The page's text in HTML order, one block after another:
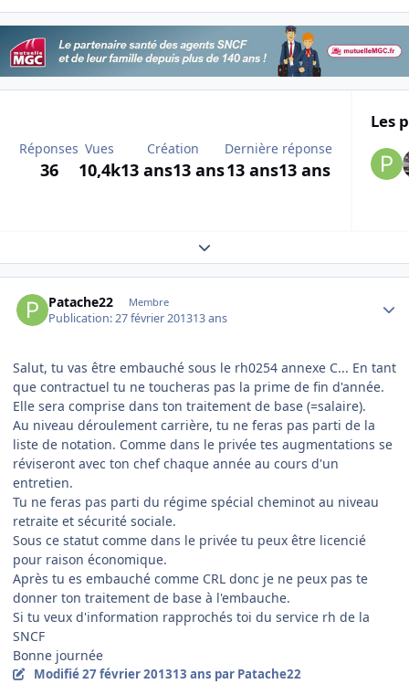
Réponses
36
Vues
10,4k
Création
13 ans13 ans
Dernière réponse
13 ans13 ans
Les
Expand topic overview
Patache22 Membre
Publication:27 février 201313 ans
Salut, tu vas être embauché sous le rh0254 annexe C... En tant
que contractuel tu ne toucheras pas la prime de fin d'année.
Elle sera comprise dans ton traitement de base (=salaire).
Au niveau déroulement carrière, tu ne feras pas parti de la
liste de notation. Comme dans le privée tes augmentations se
réviseront avec ton chef chaque année au cours d'un
entretien.
Tu ne feras pas parti du régime spécial cheminot au niveau
retraite et sécurité sociale.
Sous ce statut comme dans le privée tu peux être licencié
pour raison économique.
Après tu es embauché comme CRL donc je ne peux pas te
donner ton traitement de base à l'embauche.
Si tu veux d'information rapprochés toi du service rh de la
SNCF
Bonne journée
Modifié27 février 201313 ans par Patache22